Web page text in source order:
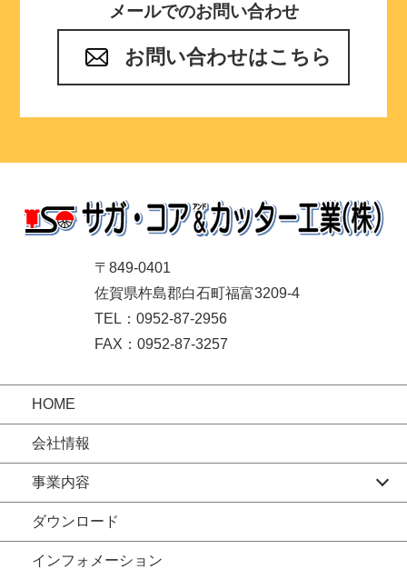
メールでのお問い合わせ
お問い合わせはこちら
〒849-0401
佐賀県杵島郡白石町福富3209-4
TEL：0952-87-2956
FAX：0952-87-3257
HOME
会社情報
事業内容
ダウンロード
インフォメーション